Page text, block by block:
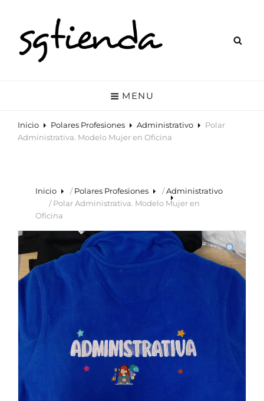
SGTIENDA
Tienda Online De Polares Personalizados Y Otros Accesorios. Polares
Para Celador, Enfermero, Tcae, Profesor, Laboratorio, Farmacia, Etc.
MENU
Inicio Polares Profesiones Administrativo
Polar
Administrativa. Modelo Mujer en Oficina
Inicio /Polares Profesiones /Administrativo
/ Polar Administrativa. Modelo Mujer en
Oficina